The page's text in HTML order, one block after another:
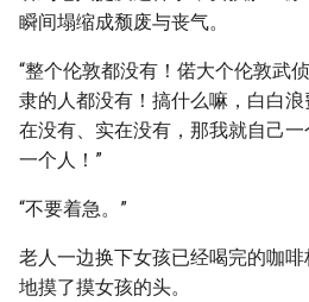
瞬间塌缩成颓废与丧气。
“整个伦敦都没有！偌大个伦敦武
隶的人都没有！搞什么嘛，白白
在没有、实在没有，那我就自己
一个人！”
“不要着急。”
老人一边换下女孩已经喝完的咖
地摸了摸女孩的头。